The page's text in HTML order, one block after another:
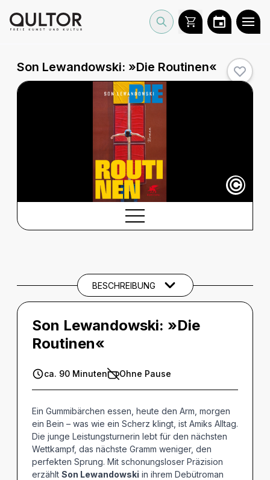
Son Lewandowski: »Die Routinen«
©
BESCHREIBUNG
Son Lewandowski: »Die
Routinen«
ca. 90 Minuten Ohne Pause
Ein Gummibärchen essen, heute den Arm, morgen
ein Bein – was wie ein Scherz klingt, ist Amiks Alltag.
Die junge Leistungsturnerin lebt für den nächsten
Wettkampf, das nächste Gramm weniger, den
perfekten Sprung. Mit schonungsloser Präzision
erzählt Son Lewandowski in ihrem Debütroman